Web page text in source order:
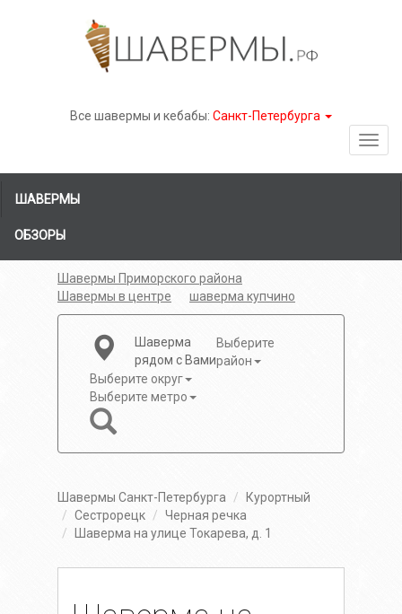
Все шавермы и кебабы: Санкт-Петербурга
ШАВЕРМЫ
ОБЗОРЫ
Шавермы Приморского района
Шавермы в центре
шаверма купчино
Шаверма
рядом с Вами
Выберите
район
Выберите округ
Выберите метро
Шавермы Санкт-Петербурга
Курортный
Сестрорецк
Черная речка
Шаверма на улице Токарева, д. 1